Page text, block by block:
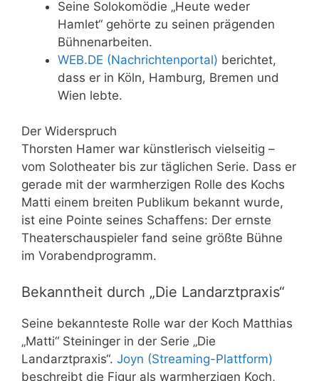
Seine Solokomödie „Heute weder
Hamlet“ gehörte zu seinen prägenden
Bühnenarbeiten.
WEB.DE (Nachrichtenportal) berichtet,
dass er in Köln, Hamburg, Bremen und
Wien lebte.
Der Widerspruch
Thorsten Hamer war künstlerisch vielseitig –
vom Solotheater bis zur täglichen Serie. Dass er
gerade mit der warmherzigen Rolle des Kochs
Matti einem breiten Publikum bekannt wurde,
ist eine Pointe seines Schaffens: Der ernste
Theaterschauspieler fand seine größte Bühne
im Vorabendprogramm.
Bekanntheit durch „Die Landarztpraxis“
Seine bekannteste Rolle war der Koch Matthias
„Matti“ Steininger in der Serie „Die
Landarztpraxis“. Joyn (Streaming-Plattform)
beschreibt die Figur als warmherzigen Koch,